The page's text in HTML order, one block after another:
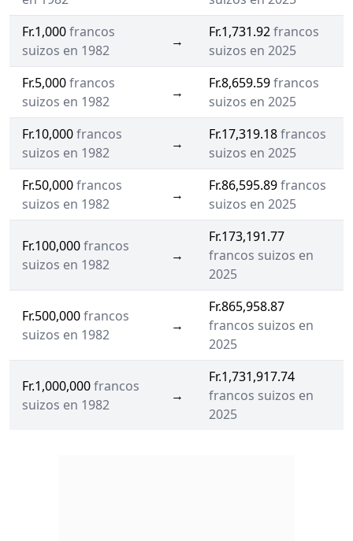
Fr.1,000francos
suizos en 1982
→
Fr.1,731.92francos
suizos en 2025
Fr.5,000francos
suizos en 1982
→
Fr.8,659.59francos
suizos en 2025
Fr.10,000francos
suizos en 1982
→
Fr.17,319.18francos
suizos en 2025
Fr.50,000francos
suizos en 1982
→
Fr.86,595.89francos
suizos en 2025
Fr.100,000francos
suizos en 1982
→
Fr.173,191.77
francos suizos en
2025
Fr.500,000francos
suizos en 1982
→
Fr.865,958.87
francos suizos en
2025
Fr.1,000,000francos
suizos en 1982
→
Fr.1,731,917.74
francos suizos en
2025